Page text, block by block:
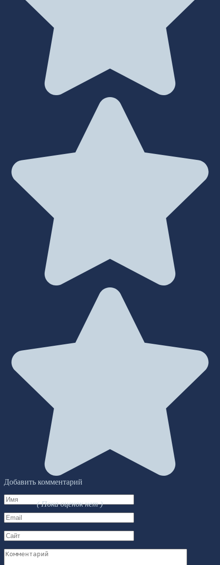
( Пока оценок нет )
Добавить комментарий
Имя
*
Email
*
Сайт
Комментарий